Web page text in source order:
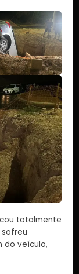
totalmente
do veículo,